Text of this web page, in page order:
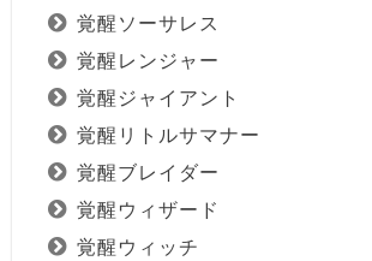
覚醒ソーサレス
覚醒レンジャー
覚醒ジャイアント
覚醒リトルサマナー
覚醒ブレイダー
覚醒ウィザード
覚醒ウィッチ